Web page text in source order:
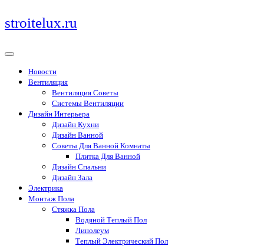
Перейти
к
stroitelux.ru
Новости
Вентиляция
Вентиляция Советы
Системы Вентиляции
Дизайн Интерьера
Дизайн Кухни
Дизайн Ванной
Советы Для Ванной Комнаты
Плитка Для Ванной
Дизайн Спальни
Дизайн Зала
Электрика
Монтаж Пола
Стяжка Пола
Водяной Теплый Пол
Линолеум
Теплый Электрический Пол